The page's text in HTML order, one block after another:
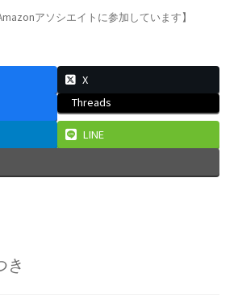
ロンを発明し人工放射
元素を実現】
事実を実験検証】
アソシエイトに参加しています】
X
Threads
LINE
き